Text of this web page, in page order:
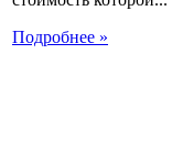
Подробнее »